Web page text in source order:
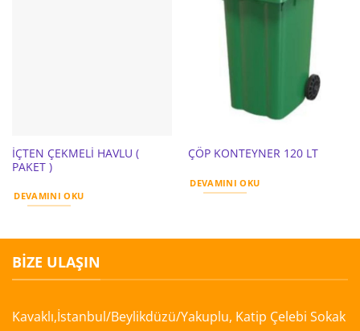
İÇTEN ÇEKMELİ HAVLU (
PAKET )
DEVAMINI OKU
ÇÖP KONTEYNER 120 LT
DEVAMINI OKU
BIZE ULAŞIN
Kavaklı,İstanbul/Beylikdüzü/Yakuplu, Katip Çelebi Sokak